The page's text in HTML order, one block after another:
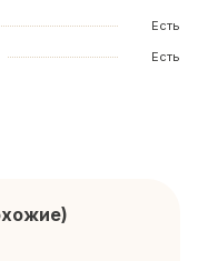
Есть
Есть